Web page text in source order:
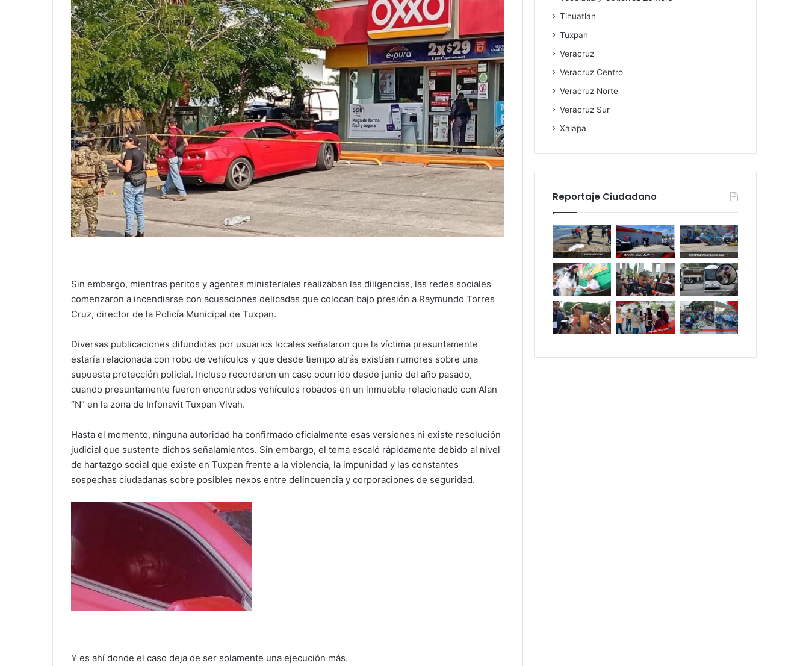
Sin embargo, mientras peritos y agentes ministeriales realizaban las diligencias, las redes sociales
comenzaron a incendiarse con acusaciones delicadas que colocan bajo presión a Raymundo Torres
Cruz, director de la Policía Municipal de Tuxpan.
Diversas publicaciones difundidas por usuarios locales señalaron que la víctima presuntamente
estaría relacionada con robo de vehículos y que desde tiempo atrás existían rumores sobre una
supuesta protección policial. Incluso recordaron un caso ocurrido desde junio del año pasado,
cuando presuntamente fueron encontrados vehículos robados en un inmueble relacionado con Alan
“N” en la zona de Infonavit Tuxpan Vivah.
Hasta el momento, ninguna autoridad ha confirmado oficialmente esas versiones ni existe resolución
judicial que sustente dichos señalamientos. Sin embargo, el tema escaló rápidamente debido al nivel
de hartazgo social que existe en Tuxpan frente a la violencia, la impunidad y las constantes
sospechas ciudadanas sobre posibles nexos entre delincuencia y corporaciones de seguridad.
Y es ahí donde el caso deja de ser solamente una ejecución más.
Tihuatlán
Tuxpan
Veracruz
Veracruz Centro
Veracruz Norte
Veracruz Sur
Xalapa
Reportaje Ciudadano